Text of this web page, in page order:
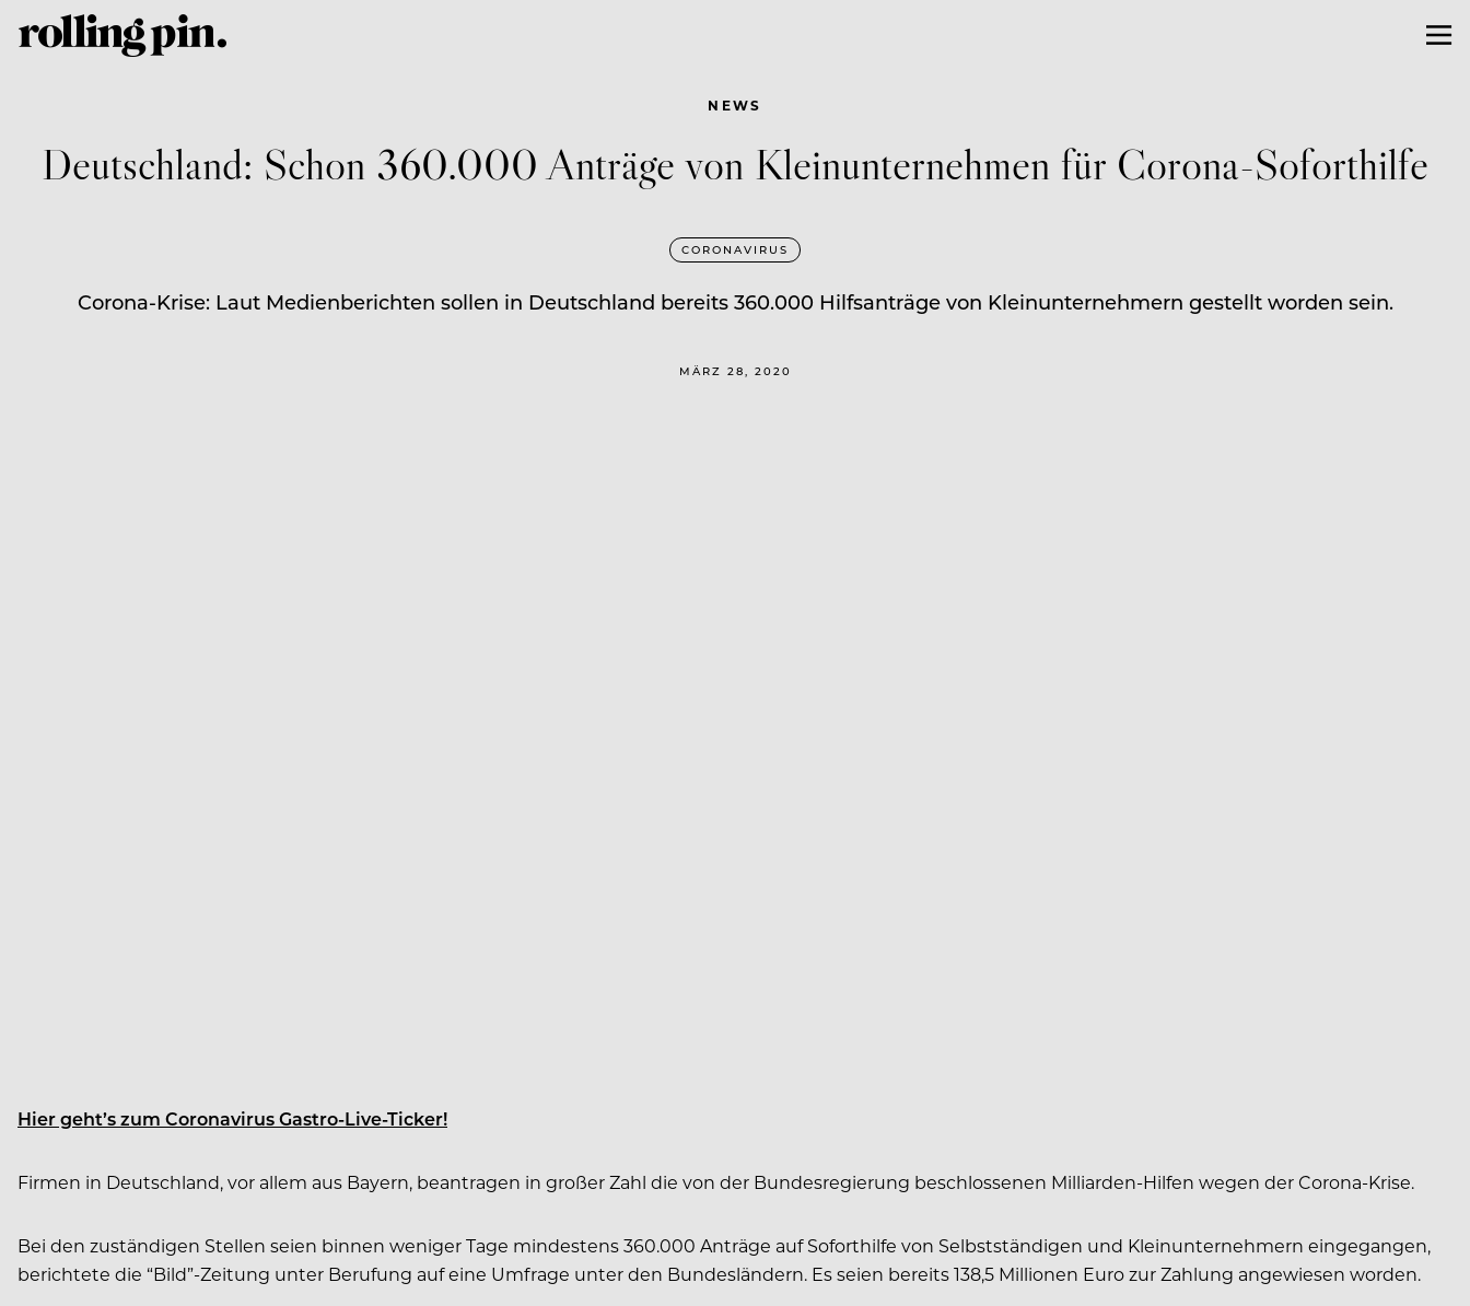
NEWS
Deutschland: Schon 360.000 Anträge von Kleinunternehmen für Corona-Soforthilfe
CORONAVIRUS
Corona-Krise: Laut Medienberichten sollen in Deutschland bereits 360.000 Hilfsanträge von Kleinunternehmern gestellt worden sein.
MÄRZ 28, 2020
Hier geht’s zum Coronavirus Gastro-Live-Ticker!
Firmen in Deutschland, vor allem aus Bayern, beantragen in großer Zahl die von der Bundesregierung beschlossenen Milliarden-Hilfen wegen der Corona-Krise.
Bei den zuständigen Stellen seien binnen weniger Tage mindestens 360.000 Anträge auf Soforthilfe von Selbstständigen und Kleinunternehmern eingegangen,
berichtete die “Bild”-Zeitung unter Berufung auf eine Umfrage unter den Bundesländern. Es seien bereits 138,5 Millionen Euro zur Zahlung angewiesen worden.